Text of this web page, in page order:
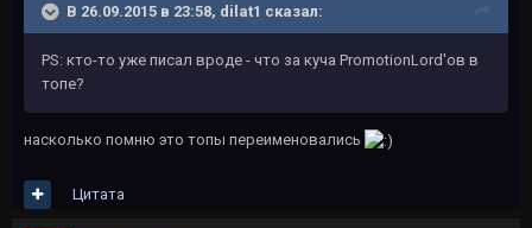
В 26.09.2015 в 23:58, dilat1 сказал:
PS: кто-то уже писал вроде - что за куча PromotionLord'ов в
топе?
насколько помню это топы переименовались
Цитата